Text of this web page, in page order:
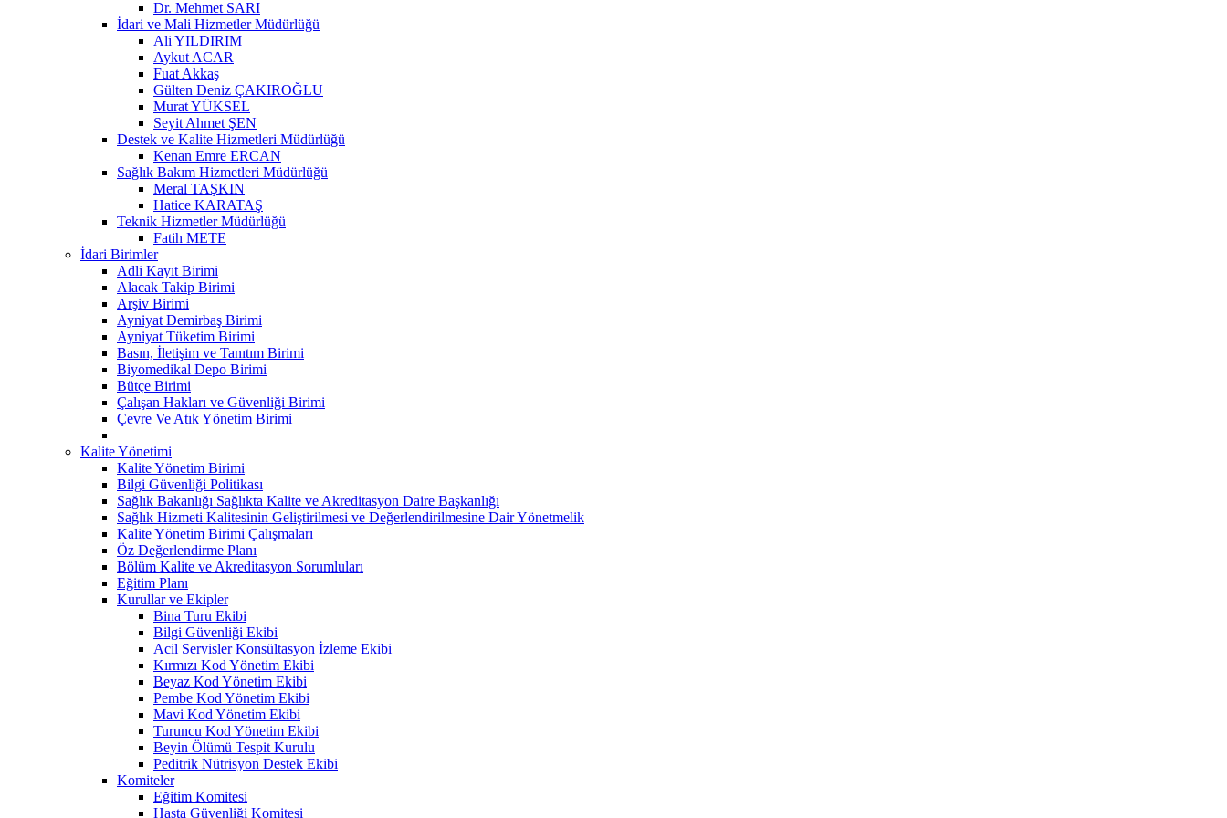
Dr. Mehmet SARI
İdari ve Mali Hizmetler Müdürlüğü
Ali YILDIRIM
Aykut ACAR
Fuat Akkaş
Gülten Deniz ÇAKIROĞLU
Murat YÜKSEL
Seyit Ahmet ŞEN
Destek ve Kalite Hizmetleri Müdürlüğü
Kenan Emre ERCAN
Sağlık Bakım Hizmetleri Müdürlüğü
Meral TAŞKIN
Hatice KARATAŞ
Teknik Hizmetler Müdürlüğü
Fatih METE
İdari Birimler
Adli Kayıt Birimi
Alacak Takip Birimi
Arşiv Birimi
Ayniyat Demirbaş Birimi
Ayniyat Tüketim Birimi
Basın, İletişim ve Tanıtım Birimi
Biyomedikal Depo Birimi
Bütçe Birimi
Çalışan Hakları ve Güvenliği Birimi
Çevre Ve Atık Yönetim Birimi
Kalite Yönetimi
Kalite Yönetim Birimi
Bilgi Güvenliği Politikası
Sağlık Bakanlığı Sağlıkta Kalite ve Akreditasyon Daire Başkanlığı
Sağlık Hizmeti Kalitesinin Geliştirilmesi ve Değerlendirilmesine Dair Yönetmelik
Kalite Yönetim Birimi Çalışmaları
Öz Değerlendirme Planı
Bölüm Kalite ve Akreditasyon Sorumluları
Eğitim Planı
Kurullar ve Ekipler
Bina Turu Ekibi
Bilgi Güvenliği Ekibi
Acil Servisler Konsültasyon İzleme Ekibi
Kırmızı Kod Yönetim Ekibi
Beyaz Kod Yönetim Ekibi
Pembe Kod Yönetim Ekibi
Mavi Kod Yönetim Ekibi
Turuncu Kod Yönetim Ekibi
Beyin Ölümü Tespit Kurulu
Peditrik Nütrisyon Destek Ekibi
Komiteler
Eğitim Komitesi
Hasta Güvenliği Komitesi